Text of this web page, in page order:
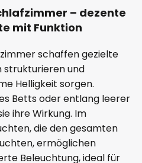
– dezente
mit Funktion
schaffen gezielte
strukturieren und
Helligkeit sorgen.
Betts oder entlang leerer
ihre Wirkung. Im
die den gesamten
ermöglichen
Beleuchtung, ideal für